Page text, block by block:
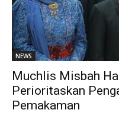
NEWS
Muchlis Misbah
Perioritaskan
Pemakaman